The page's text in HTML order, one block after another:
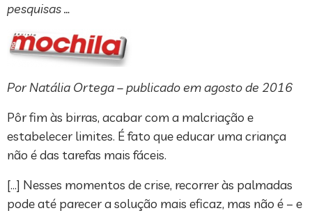
pesquisas …
Por Natália Ortega – publicado em agosto de 2016
Pôr fim às birras, acabar com a malcriação e
estabelecer limites. É fato que educar uma criança
não é das tarefas mais fáceis.
[…] Nesses momentos de crise, recorrer às palmadas
pode até parecer a solução mais eficaz, mas não é – e